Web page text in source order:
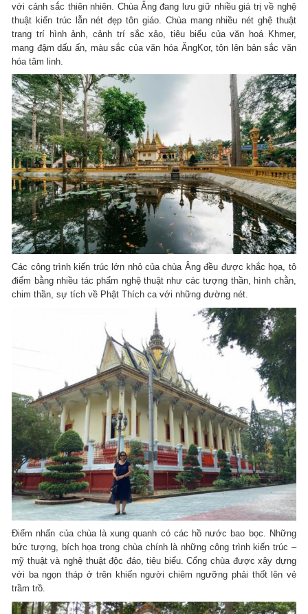
với cảnh sắc thiên nhiên. Chùa Âng đang lưu giữ nhiều giá trị về nghệ
thuật kiến trúc lẫn nét đẹp tôn giáo. Chùa mang nhiều nét ghệ thuật
trang trí hình ảnh, cảnh trí sắc xảo, tiêu biểu của văn hoá Khmer,
mang đậm dấu ấn, màu sắc của văn hóa ĂngKor, tôn lên bản sắc văn
hóa tâm linh.
Các công trình kiến trúc lớn nhỏ của chùa Âng đều được khắc họa, tô
điểm bằng nhiều tác phẩm nghệ thuật như các tượng thần, hình chằn,
chim thần, sự tích về Phật Thích ca với những đường nét.
Điểm nhấn của chùa là xung quanh có các hồ nước bao bọc. Những
bức tượng, bích họa trong chùa chính là những công trình kiến trúc –
mỹ thuật và nghệ thuật độc đáo, tiêu biểu. Cổng chùa được xây dựng
với ba ngọn tháp ở trên khiến người chiêm ngưỡng phải thốt lên vẻ
trầm trồ.